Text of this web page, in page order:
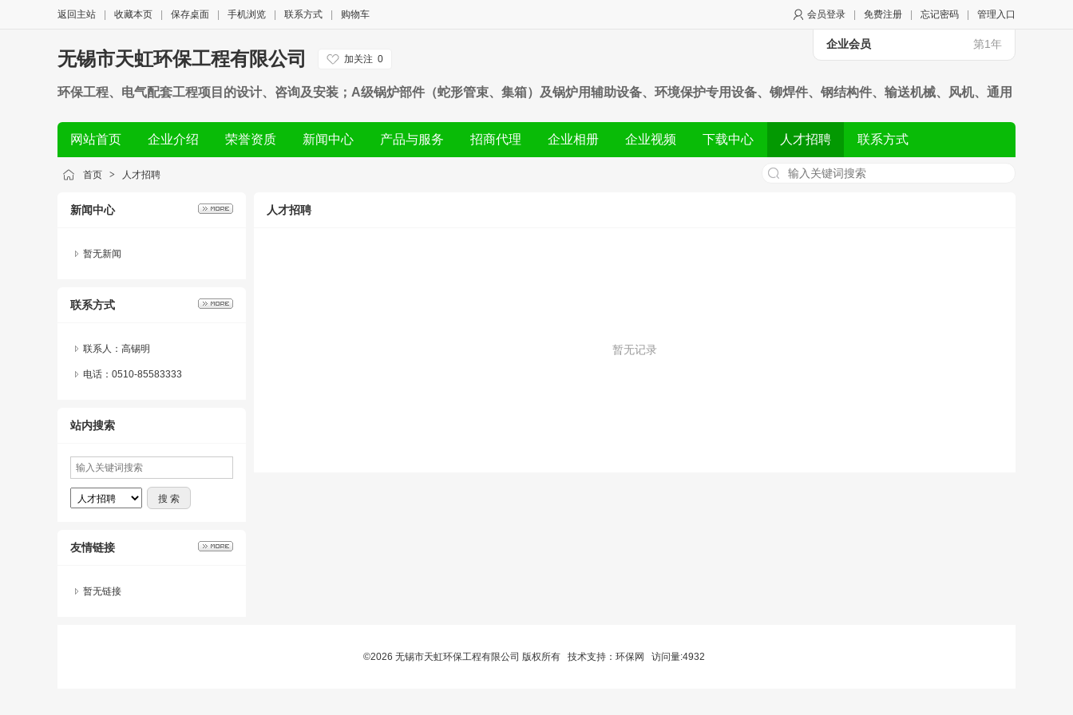
会员登录 免费注册 忘记密码 管理入口
返回主站 收藏本页 保存桌面 手机浏览 联系方式 购物车
企业会员 第1年
无锡市天虹环保工程有限公司 加关注 0
环保工程、电气配套工程项目的设计、咨询及安装；A级锅炉部件（蛇形管束、集箱）及锅炉用辅助设备、环境保护专用设备、铆焊件、钢结构件、输送机械、风机、通用
网站首页
企业介绍 荣誉资质 新闻中心 产品与服务 招商代理 企业相册 企业视频 下载中心 人才招聘 联系方式
首页 > 人才招聘
新闻中心
暂无新闻
联系方式
联系人：高锡明
电话：0510-85583333
站内搜索
友情链接
暂无链接
人才招聘
暂无记录
©2026 无锡市天虹环保工程有限公司 版权所有 技术支持： 环保网 访问量:4932